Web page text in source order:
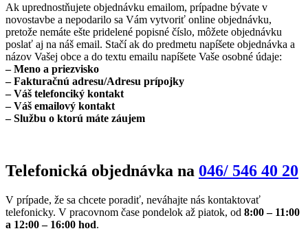
Ak uprednostňujete objednávku emailom, prípadne bývate v
novostavbe a nepodarilo sa Vám vytvoriť online objednávku,
pretože nemáte ešte pridelené popisné číslo, môžete objednávku
poslať aj na náš email. Stačí ak do predmetu napíšete objednávka a
názov Vašej obce a do textu emailu napíšete Vaše osobné údaje:
– Meno a priezvisko
– Fakturačnú adresu/Adresu prípojky
– Váš telefonciký kontakt
– Váš emailový kontakt
– Službu o ktorú máte záujem
Telefonická objednávka na 046/ 546 40 20
V prípade, že sa chcete poradiť, neváhajte nás kontaktovať
telefonicky. V pracovnom čase pondelok až piatok, od 8:00 – 11:00
a 12:00 – 16:00 hod.